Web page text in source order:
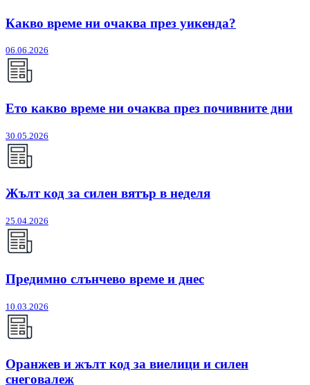
Какво време ни очаква през уикенда?
06.06.2026
Ето какво време ни очаква през почивните дни
30.05.2026
Жълт код за силен вятър в неделя
25.04.2026
Предимно слънчево време и днес
10.03.2026
Оранжев и жълт код за виелици и силен
снеговалеж